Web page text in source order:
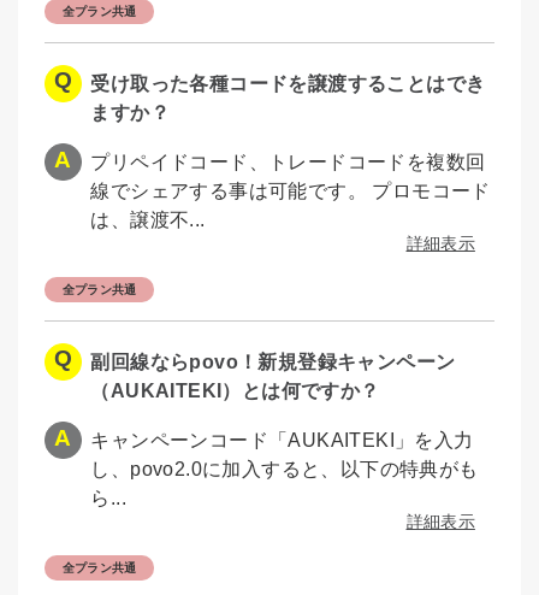
全プラン共通
受け取った各種コードを譲渡することはでき
ますか？
プリペイドコード、トレードコードを複数回
線でシェアする事は可能です。 プロモコード
は、譲渡不...
詳細表示
全プラン共通
副回線ならpovo！新規登録キャンペーン
（AUKAITEKI）とは何ですか？
キャンペーンコード「AUKAITEKI」を入力
し、povo2.0に加入すると、以下の特典がも
ら...
詳細表示
全プラン共通